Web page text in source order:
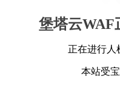
堡塔云WAF
正在进行人
本站受